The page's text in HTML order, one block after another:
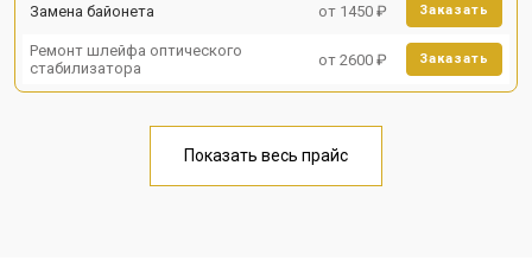
Замена байонета от 1450 ₽ Заказать
Ремонт шлейфа оптического
стабилизатора
от 2600 ₽ Заказать
Показать весь прайс